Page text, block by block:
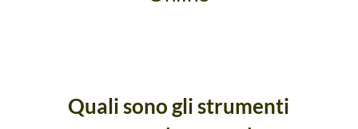
Quali sono gli strumenti